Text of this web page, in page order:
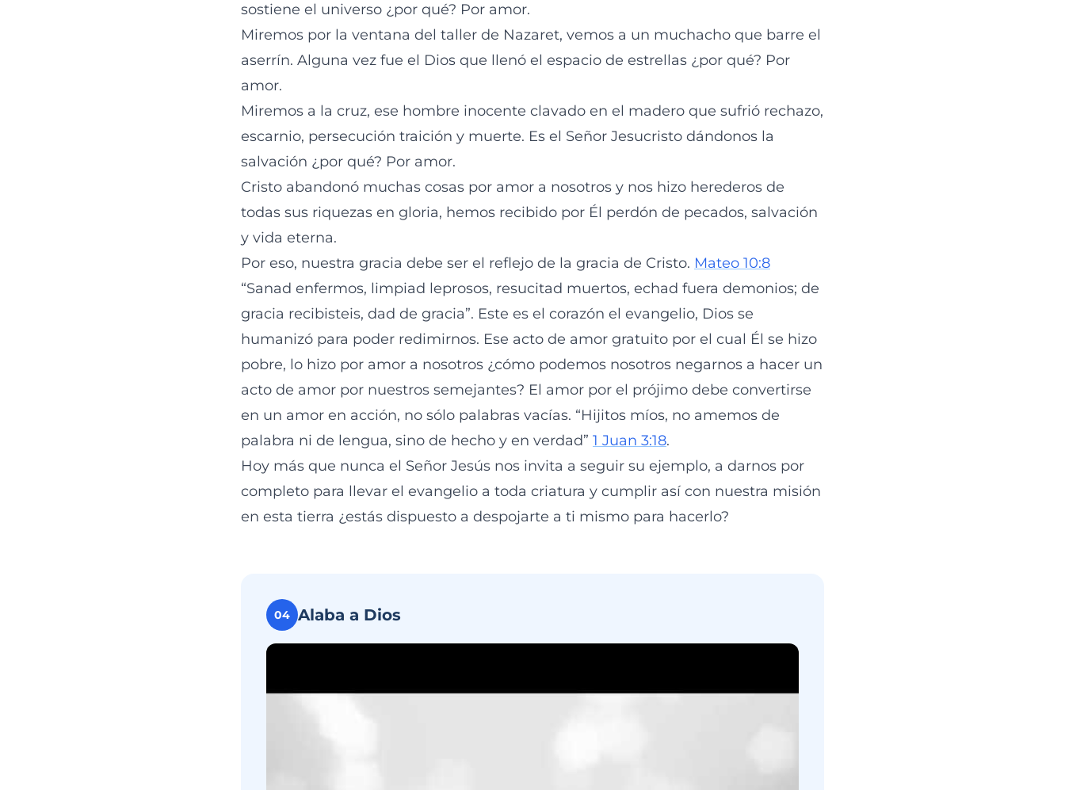
sostiene el universo ¿por qué? Por amor.
Miremos por la ventana del taller de Nazaret, vemos a un muchacho que barre el
aserrín. Alguna vez fue el Dios que llenó el espacio de estrellas ¿por qué? Por
amor.
Miremos a la cruz, ese hombre inocente clavado en el madero que sufrió rechazo,
escarnio, persecución traición y muerte. Es el Señor Jesucristo dándonos la
salvación ¿por qué? Por amor.
Cristo abandonó muchas cosas por amor a nosotros y nos hizo herederos de
todas sus riquezas en gloria, hemos recibido por Él perdón de pecados, salvación
y vida eterna.
Por eso, nuestra gracia debe ser el reflejo de la gracia de Cristo. Mateo 10:8
“Sanad enfermos, limpiad leprosos, resucitad muertos, echad fuera demonios; de
gracia recibisteis, dad de gracia”. Este es el corazón el evangelio, Dios se
humanizó para poder redimirnos. Ese acto de amor gratuito por el cual Él se hizo
pobre, lo hizo por amor a nosotros ¿cómo podemos nosotros negarnos a hacer un
acto de amor por nuestros semejantes? El amor por el prójimo debe convertirse
en un amor en acción, no sólo palabras vacías. “Hijitos míos, no amemos de
palabra ni de lengua, sino de hecho y en verdad” 1 Juan 3:18.
Hoy más que nunca el Señor Jesús nos invita a seguir su ejemplo, a darnos por
completo para llevar el evangelio a toda criatura y cumplir así con nuestra misión
en esta tierra ¿estás dispuesto a despojarte a ti mismo para hacerlo?
04 Alaba a Dios